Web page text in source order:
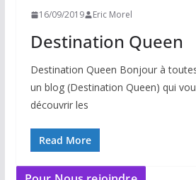
16/09/2019 Eric Morel
Destination Queen
Destination Queen Bonjour à
un blog (Destination Queen) qui
découvrir les
Read More